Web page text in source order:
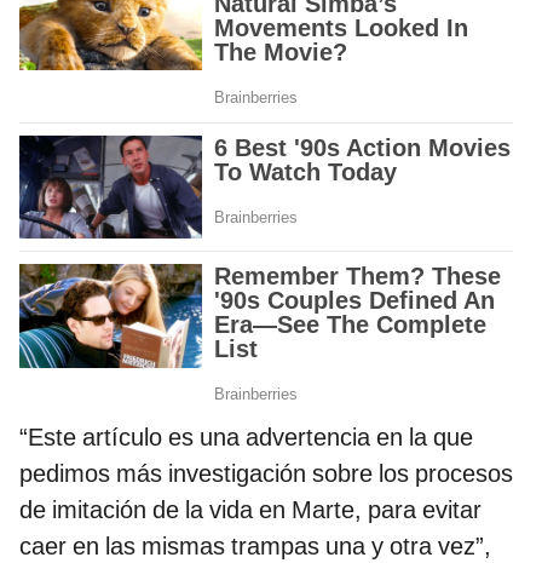
“Este artículo es una advertencia en la que
pedimos más investigación sobre los procesos
de imitación de la vida en Marte, para evitar
caer en las mismas trampas una y otra vez”,